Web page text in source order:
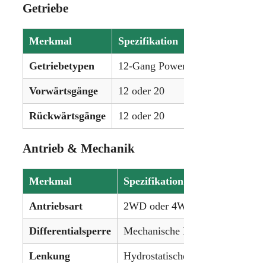
Getriebe
Merkmal Spezifikation
Getriebetypen 12-Gang Power-Shuttle, 20-
Vorwärtsgänge 12 oder 20
Rückwärtsgänge 12 oder 20
Antrieb & Mechanik
Merkmal Spezifikation
Antriebsart 2WD oder 4WD (MFWD)
Differentialsperre Mechanische Differentialsperre
Lenkung Hydrostatische Servolenkung